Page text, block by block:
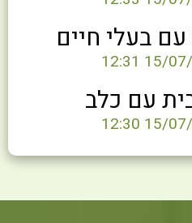
בעלי חיים
עם כלב